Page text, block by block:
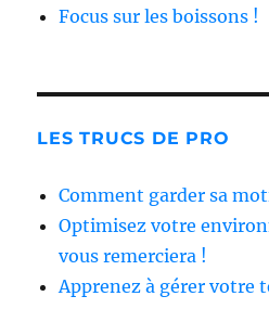
Focus sur les boissons !
LES TRUCS DE PRO
Comment garder sa
Optimisez votre
vous remerciera !
Apprenez à gérer votre